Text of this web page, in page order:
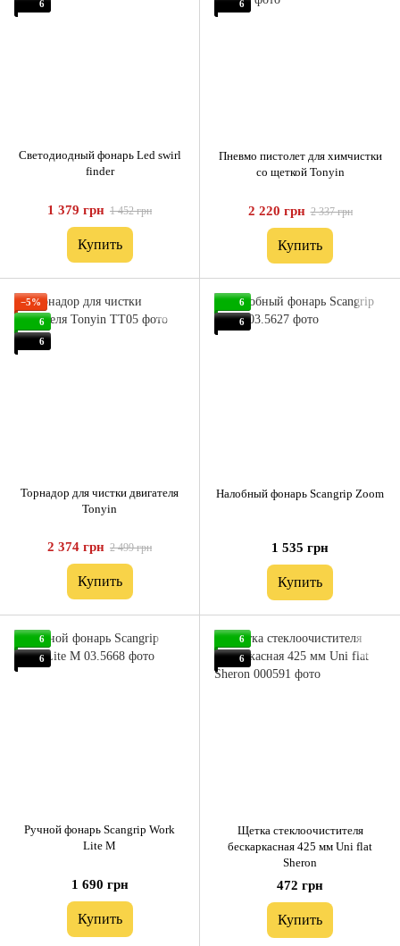
6
Светодиодный фонарь Led swirl
finder
1 379 грн 1 452 грн
Купить
6
Пневмо пистолет для химчистки
со щеткой Tonyin
2 220 грн 2 337 грн
Купить
−5%
6
6
Торнадор для чистки двигателя
Tonyin
2 374 грн 2 499 грн
Купить
6
6
Налобный фонарь Scangrip Zoom
1 535 грн
Купить
6
6
Ручной фонарь Scangrip Work
Lite M
1 690 грн
Купить
6
6
Щетка стеклоочистителя
бескаркасная 425 мм Uni flat
Sheron
472 грн
Купить